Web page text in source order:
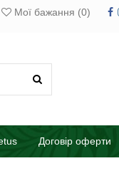
Мої бажання (0)
Договір оферти